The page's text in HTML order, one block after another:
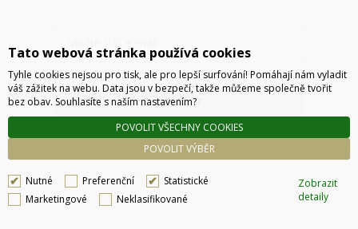
ODESLAT
Tato webová stránka používá cookies
Tyhle cookies nejsou pro tisk, ale pro lepší surfování! Pomáhají nám vyladit
váš zážitek na webu. Data jsou v bezpečí, takže můžeme společně tvořit
bez obav. Souhlasíte s naším nastavením?
POVOLIT VÝBĚR
POVOLIT VŠECHNY COOKIES
Nutné Preferenční
Statistické
Marketingové
Neklasifikované
Zobrazit
detaily